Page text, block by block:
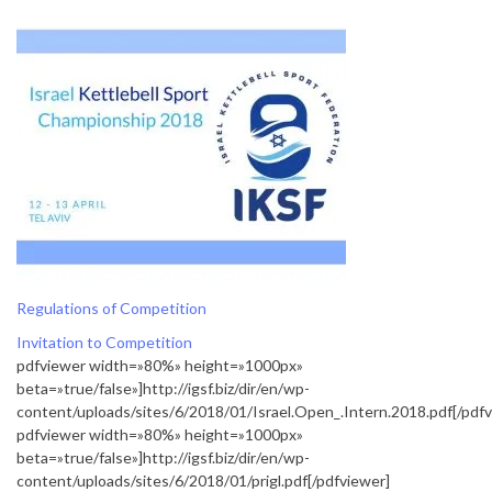
Regulations of Competition
Invitation to Competition
pdfviewer width=»80%» height=»1000px»
beta=»true/false»]http://igsf.biz/dir/en/wp-
content/uploads/sites/6/2018/01/Israel.Open_.Intern.2018.pdf[/
pdfviewer width=»80%» height=»1000px»
beta=»true/false»]http://igsf.biz/dir/en/wp-
content/uploads/sites/6/2018/01/prigl.pdf[/pdfviewer]